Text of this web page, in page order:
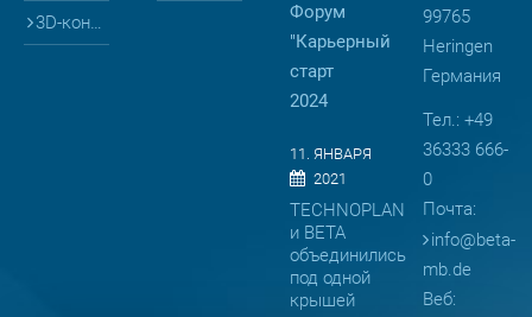
3D-конфигураторы
Форум
"Карьерный
старт
2024
11. ЯНВАРЯ
2021
TECHNOPLAN
и BETA
объединились
под одной
крышей
99765
Heringen
Германия
Тел.: +49
36333 666-
0
Почта:
info@beta-
mb.de
Веб: